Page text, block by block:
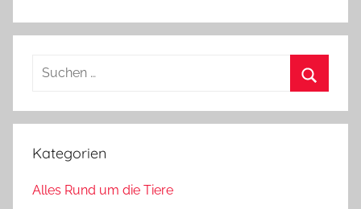
Suchen
Kategorien
Alles Rund um die Tiere